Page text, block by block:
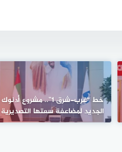
خط “غرب-شرق 1”.. مشروع أدنوك
الجديد لمضاعفة سعتها التصديرية